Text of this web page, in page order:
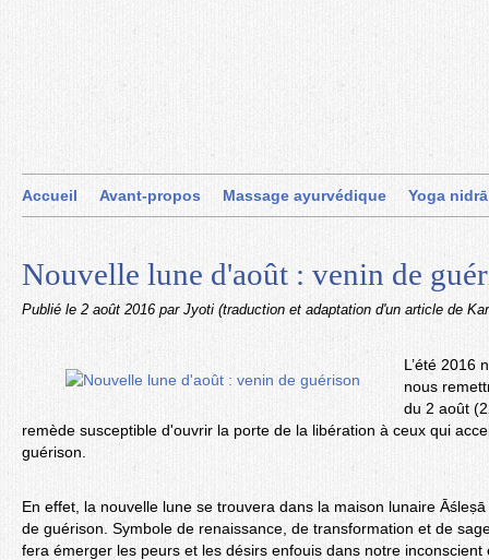
Accueil Avant-propos Massage ayurvédique Yoga nidrā
Nouvelle lune d'août : venin de
Publié le 2 août 2016 par Jyoti (traduction et adaptation d'un article de
L’été 2016
nous
du 2 août
remède susceptible d'ouvrir la porte de la libération à ceux qui
guérison.
En effet, la nouvelle lune se trouvera dans la maison lunaire
de guérison. Symbole de renaissance, de transformation et de
fera émerger les peurs et les désirs enfouis dans notre